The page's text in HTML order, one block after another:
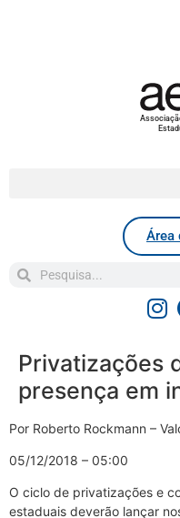
Área
Privatizações
presença em
Por Roberto Rockmann –
05/12/2018 – 05:00
O ciclo de privatizações e
estaduais deverão lançar